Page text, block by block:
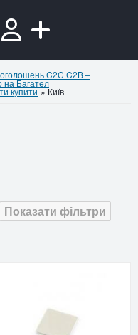
C2C C2B –
на Багател
купити »Київ
Показати фільтри